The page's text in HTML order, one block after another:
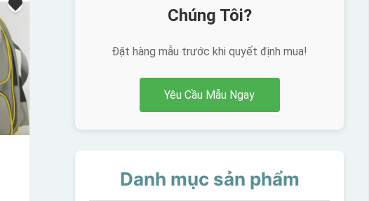
Chúng Tôi?
Đặt hàng mẫu trước khi quyết định mua!
Yêu Cầu Mẫu Ngay
Danh mục sản phẩm